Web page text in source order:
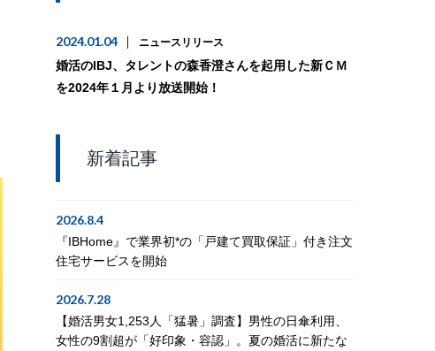
2024.01.04 ニュースリリース
婚活のIBJ、タレントの森香澄さんを起用した新ＣＭ
を2024年１月より放送開始！
新着記事
2026.8.4
『IBHome』で業界初*の「戸建て買取保証」付き注文
住宅サービスを開始
2026.7.28
【婚活男女1,253人「猛暑」調査】男性の日傘利用、
女性の9割超が「好印象・容認」。夏の婚活に新たな